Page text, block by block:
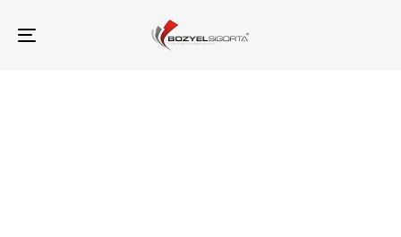
TOGGLE